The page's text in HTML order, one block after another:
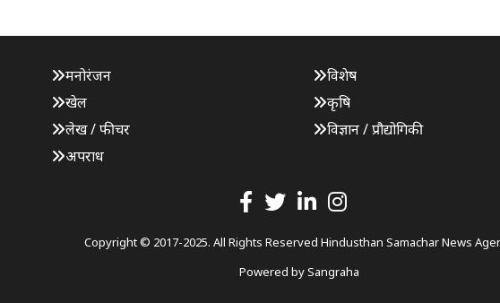
मनोरंजन
खेल
लेख / फीचर
अपराध
विशेष
कृषि
विज्ञान / प्रौद्योगिकी
Copyright © 2017-2025. All Rights Reserved Hindusthan Samachar News
Powered bySangraha